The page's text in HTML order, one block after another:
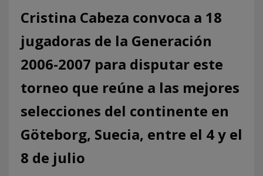
Cristina Cabeza convoca a 18
jugadoras de la Generación
2006-2007 para disputar este
torneo que reúne a las mejores
selecciones del continente en
Göteborg, Suecia, entre el 4 y el
8 de julio